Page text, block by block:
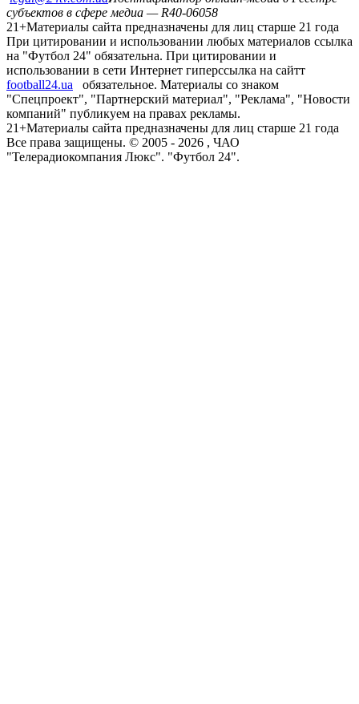
субъектов в сфере медиа — R40-06058
21+Материалы сайта предназначены для лиц старше 21 года
При цитировании и использовании любых материалов ссылка
на "Футбол 24" обязательна. При цитировании и
использовании в сети Интернет гиперссылка на сайтт
football24.ua
обязательное. Материалы со знаком
"Спецпроект", "Партнерский материал", "Реклама", "Новости
компаний" публикуем на правах рекламы.
21+Материалы сайта предназначены для лиц старше 21 года
Все права защищены. © 2005 - 2026 , ЧАО
"Телерадиокомпания Люкс". "Футбол 24".